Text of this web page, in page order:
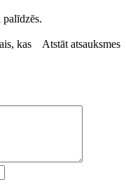
Atstāt atsauksmes
kas